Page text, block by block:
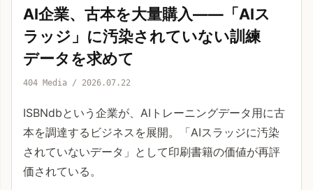
AI企業、古本を大量購入——「AIス
ラッジ」に汚染されていない訓練
データを求めて
404 Media / 2026.07.22
ISBNdbという企業が、AIトレーニングデータ用に古
本を調達するビジネスを展開。「AIスラッジに汚染
されていないデータ」として印刷書籍の価値が再評
価されている。